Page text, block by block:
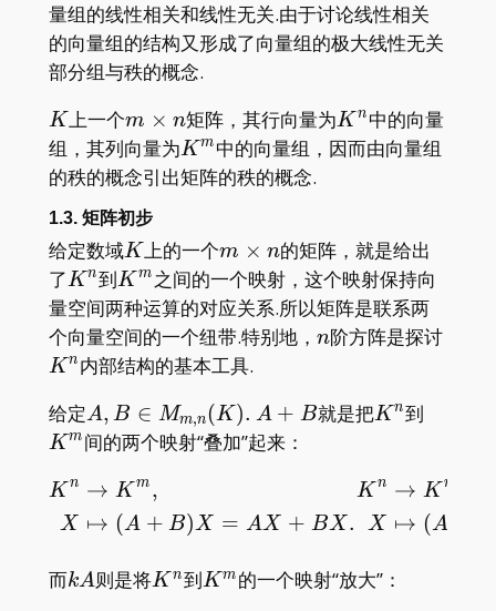
量组的线性相关和线性无关.由于讨论线性相关
的向量组的结构又形成了向量组的极大线性无关
部分组与秩的概念.
K
K上一个m\times
n
m × n矩阵，其行向量为K^n
K n 中的向量
组，其列向量为K^m
Km 中的向量组，因而由向量组
的秩的概念引出矩阵的秩的概念.
1.3. 矩阵初步
给定数域K
K上的一个m\times
n
m × n的矩阵，就是给出
了K^n
Kn到K^m
K m 之间的一个映射，这个映射保持向
量空间两种运算的对应关系.所以矩阵是联系两
个向量空间的一个纽带.特别地， n
n阶方阵是探讨K^n
Kn 内部结构的基本工具.
给定A,B\in
M_{m,n}
A+B
A, B ∈ Mm,n ( K). A + B就是把K^n
Kn到
Km 间的两个映射“叠加”起来：
\begin{aligned}
K n
X
→ K m ,
↦ (A + B)X = AX + BX .
K n
X
→ K m
↦ (A
而kA
kA则是将K^n
K n到K^m
Km 的一个映射“放大”：